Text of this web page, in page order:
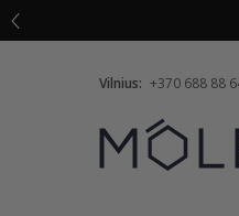
Vilnius: +370 688 88